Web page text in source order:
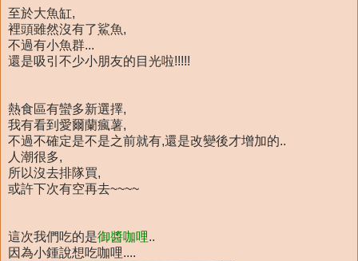
至於大魚缸,
裡頭雖然沒有了鯊魚,
不過有小魚群...
還是吸引不少小朋友的目光啦!!!!!
熱食區有蠻多新選擇,
我有看到愛爾蘭瘋薯,
不過不確定是不是之前就有,還是改變後才增加的..
人潮很多,
所以沒去排隊買,
或許下次有空再去~~~~
這次我們吃的是御醬咖哩..
因為小鍾說想吃咖哩....